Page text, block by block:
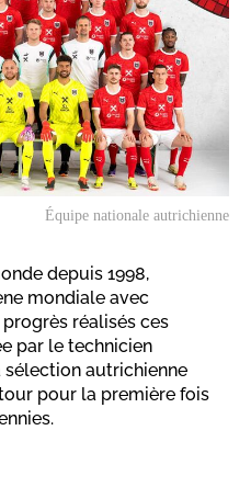
Équipe nationale autrichienne
depuis 1998,
mondiale avec
réalisés ces
par le technicien
sélection autrichienne
pour la première fois